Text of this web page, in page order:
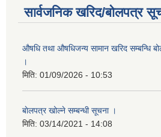
सार्वजनिक खरिद/बोलपत्र
औषधि तथा औषधिजन्य सामान खरिद सम्बन्धि
।
मिति: 01/09/2026 - 10:53
बाेलपत्र खोल्ने सम्बन्धी सूचना ।
मिति: 03/14/2021 - 14:08